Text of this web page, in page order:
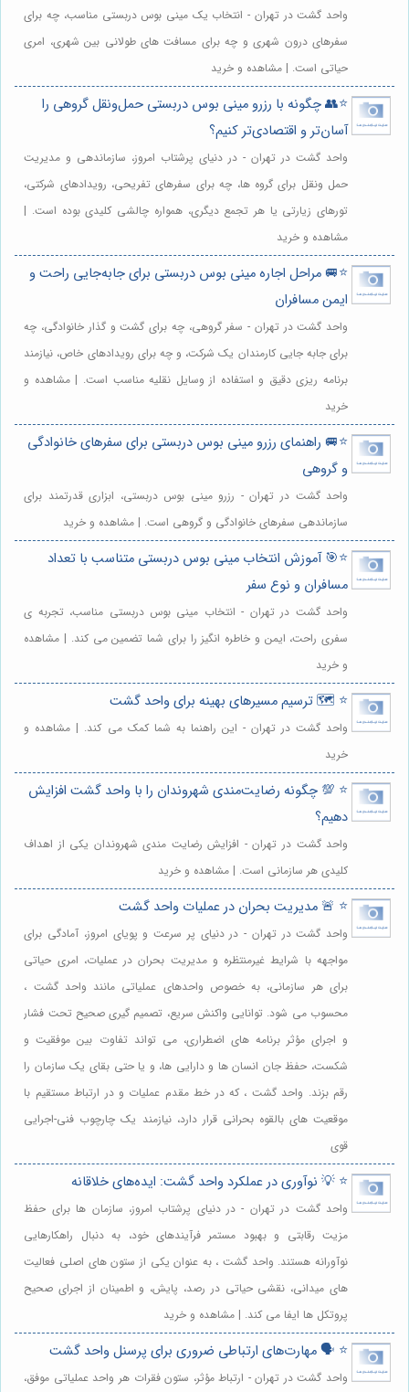
واحد گشت در تهران - انتخاب یک مینی بوس دربستی مناسب، چه برای
سفرهای درون شهری و چه برای مسافت های طولانی بین شهری، امری
حیاتی است. | مشاهده و خرید
⭐️👥 چگونه با رزرو مینی بوس دربستی حمل‌ونقل گروهی را
آسان‌تر و اقتصادی‌تر کنیم؟
واحد گشت در تهران - در دنیای پرشتاب امروز، سازماندهی و مدیریت
حمل ونقل برای گروه ها، چه برای سفرهای تفریحی، رویدادهای شرکتی،
تورهای زیارتی یا هر تجمع دیگری، همواره چالشی کلیدی بوده است. |
مشاهده و خرید
⭐️🚐 مراحل اجاره مینی بوس دربستی برای جابه‌جایی راحت و
ایمن مسافران
واحد گشت در تهران - سفر گروهی، چه برای گشت و گذار خانوادگی، چه
برای جابه جایی کارمندان یک شرکت، و چه برای رویدادهای خاص، نیازمند
برنامه ریزی دقیق و استفاده از وسایل نقلیه مناسب است. | مشاهده و
خرید
⭐️🚐 راهنمای رزرو مینی بوس دربستی برای سفرهای خانوادگی
و گروهی
واحد گشت در تهران - رزرو مینی بوس دربستی، ابزاری قدرتمند برای
سازماندهی سفرهای خانوادگی و گروهی است. | مشاهده و خرید
⭐️🎯 آموزش انتخاب مینی بوس دربستی متناسب با تعداد
مسافران و نوع سفر
واحد گشت در تهران - انتخاب مینی بوس دربستی مناسب، تجربه ی
سفری راحت، ایمن و خاطره انگیز را برای شما تضمین می کند. | مشاهده
و خرید
⭐️ 🗺️ ترسیم مسیرهای بهینه برای واحد گشت
واحد گشت در تهران - این راهنما به شما کمک می کند. | مشاهده و
خرید
⭐️ 💯 چگونه رضایت‌مندی شهروندان را با واحد گشت افزایش
دهیم؟
واحد گشت در تهران - افزایش رضایت مندی شهروندان یکی از اهداف
کلیدی هر سازمانی است. | مشاهده و خرید
⭐️ 🚨 مدیریت بحران در عملیات واحد گشت
واحد گشت در تهران - در دنیای پر سرعت و پویای امروز، آمادگی برای
مواجهه با شرایط غیرمنتظره و مدیریت بحران در عملیات، امری حیاتی
برای هر سازمانی، به خصوص واحدهای عملیاتی مانند واحد گشت ،
محسوب می شود. توانایی واکنش سریع، تصمیم گیری صحیح تحت فشار
و اجرای مؤثر برنامه های اضطراری، می تواند تفاوت بین موفقیت و
شکست، حفظ جان انسان ها و دارایی ها، و یا حتی بقای یک سازمان را
رقم بزند. واحد گشت ، که در خط مقدم عملیات و در ارتباط مستقیم با
موقعیت های بالقوه بحرانی قرار دارد، نیازمند یک چارچوب فنی-اجرایی
قوی
⭐️ 💡 نوآوری در عملکرد واحد گشت: ایده‌های خلاقانه
واحد گشت در تهران - در دنیای پرشتاب امروز، سازمان ها برای حفظ
مزیت رقابتی و بهبود مستمر فرآیندهای خود، به دنبال راهکارهایی
نوآورانه هستند. واحد گشت ، به عنوان یکی از ستون های اصلی فعالیت
های میدانی، نقشی حیاتی در رصد، پایش، و اطمینان از اجرای صحیح
پروتکل ها ایفا می کند. | مشاهده و خرید
⭐️ 🗣️ مهارت‌های ارتباطی ضروری برای پرسنل واحد گشت
واحد گشت در تهران - ارتباط مؤثر، ستون فقرات هر واحد عملیاتی موفق،